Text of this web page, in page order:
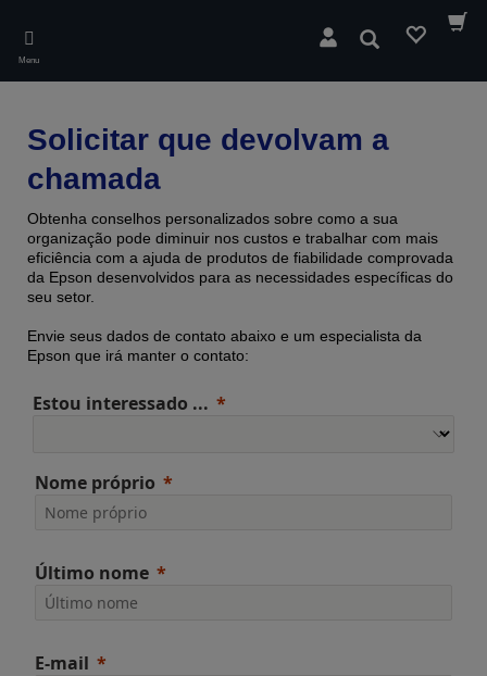
main
content
Menu
Pesquisar
Solicitar que devolvam a
chamada
Obtenha conselhos personalizados sobre como a sua
organização pode diminuir nos custos e trabalhar com mais
eficiência com a ajuda de produtos de fiabilidade comprovada ​​
da Epson desenvolvidos para as necessidades específicas do
seu setor.
Envie seus dados de contato abaixo e um especialista da
Epson que irá manter o contato:
Estou interessado ...
Nome próprio
Último nome
E-mail